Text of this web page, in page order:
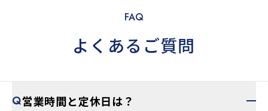
FAQ
よくあるご質問
営業時間と定休日は？